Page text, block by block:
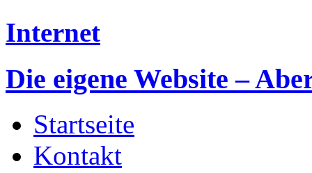
Internet
Die eigene Website –
Startseite
Kontakt